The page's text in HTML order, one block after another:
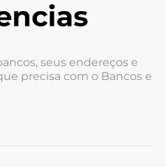
seus endereços e
precisa com o Bancos e